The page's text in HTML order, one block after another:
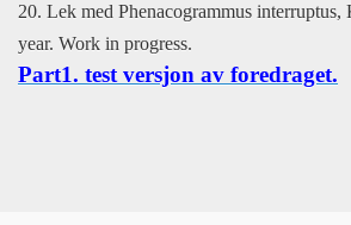
20. Lek med Phenacogrammus interruptus,
year. Work in progress.
Part1. test versjon av foredraget.